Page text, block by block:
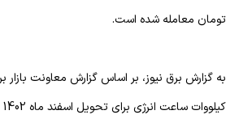
تومان معامله شده است.